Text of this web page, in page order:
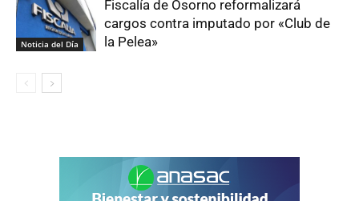
Noticia del Día
Fiscalía de Osorno reformalizará
cargos contra imputado por «Club de
la Pelea»